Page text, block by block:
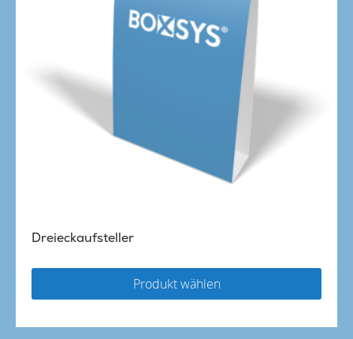
Dreieckaufsteller
Produkt wählen